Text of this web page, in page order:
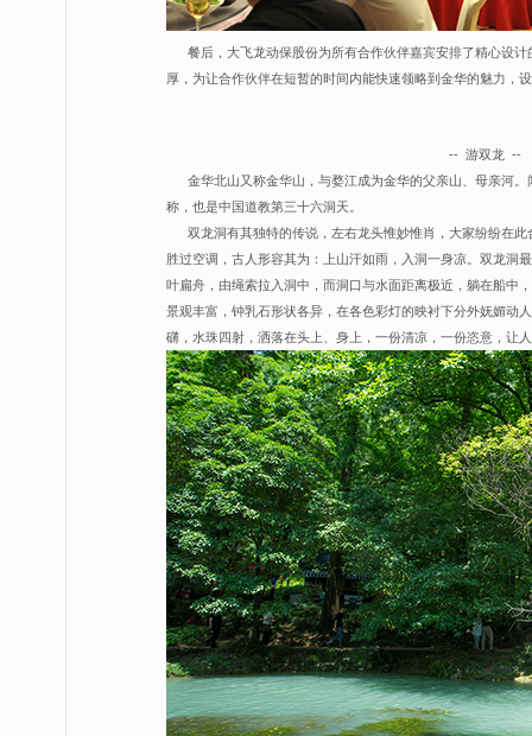
餐后，大飞龙动保股份为所有合作伙伴嘉宾安排了精心设计
厚，为让合作伙伴在短暂的时间内能快速领略到金华的魅力，
-- 游双龙 --
金华北山又称金华山，与婺江成为金华的父亲山、母亲河。
称，也是中国道教第三十六洞天。
双龙洞有其独特的传说，左右龙头惟妙惟肖，大家纷纷在此
胜过空调，古人形容其为：上山汗如雨，入洞一身凉。双龙洞
叶扁舟，由绳索拉入洞中，而洞口与水面距离极近，躺在船中
景观丰富，钟乳石形状各异，在各色彩灯的映衬下分外妩媚动
礴，水珠四射，洒落在头上、身上，一份清凉，一份恣意，让